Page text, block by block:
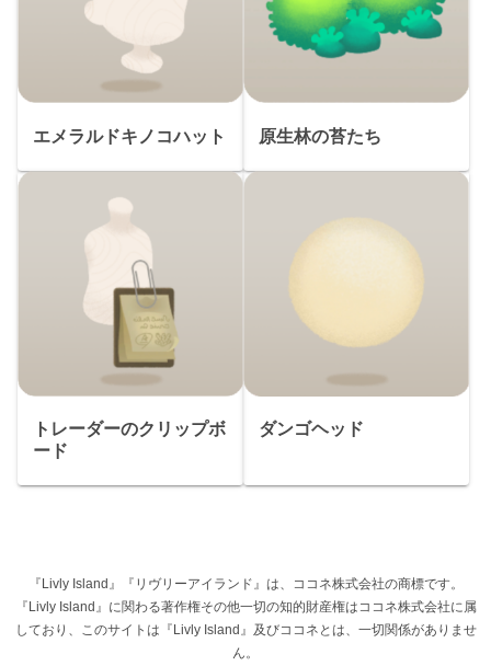
エメラルドキノコハット 原生林の苔たち
トレーダーのクリップボ
ード
ダンゴヘッド
『Livly Island』『リヴリーアイランド』は、ココネ株式会社の商標です。
『Livly Island』に関わる著作権その他一切の知的財産権はココネ株式会社に属
しており、このサイトは『Livly Island』及びココネとは、一切関係がありませ
ん。